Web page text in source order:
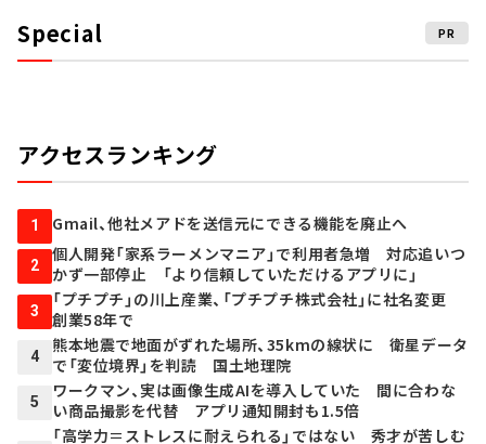
Special PR
アクセスランキング
1 Gmail、他社メアドを送信元にできる機能を廃止へ
2
個人開発「家系ラーメンマニア」で利用者急増 対応追いつ
かず一部停止 「より信頼していただけるアプリに」
3
「プチプチ」の川上産業、「プチプチ株式会社」に社名変更
創業58年で
4
熊本地震で地面がずれた場所、35kmの線状に 衛星データ
で「変位境界」を判読 国土地理院
5
ワークマン、実は画像生成AIを導入していた 間に合わな
い商品撮影を代替 アプリ通知開封も1.5倍
「高学力＝ストレスに耐えられる」ではない 秀才が苦しむ